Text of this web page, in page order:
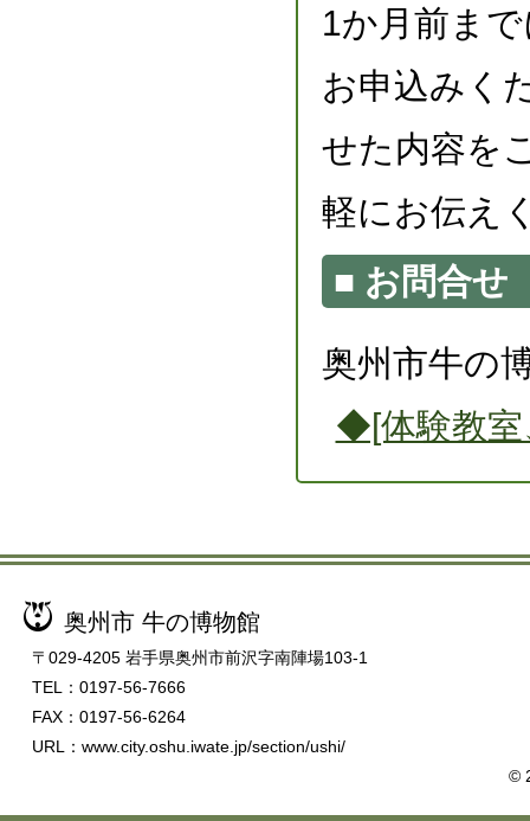
1か月前ま
お申込みく
せた内容を
軽にお伝え
お問合せ
奥州市牛の
◆[体験教室
奥州市 牛の博物館
〒029-4205 岩手県奥州市前沢字南陣場103-1
TEL：0197-56-7666
FAX：0197-56-6264
URL：www.city.oshu.iwate.jp/section/ushi/
©